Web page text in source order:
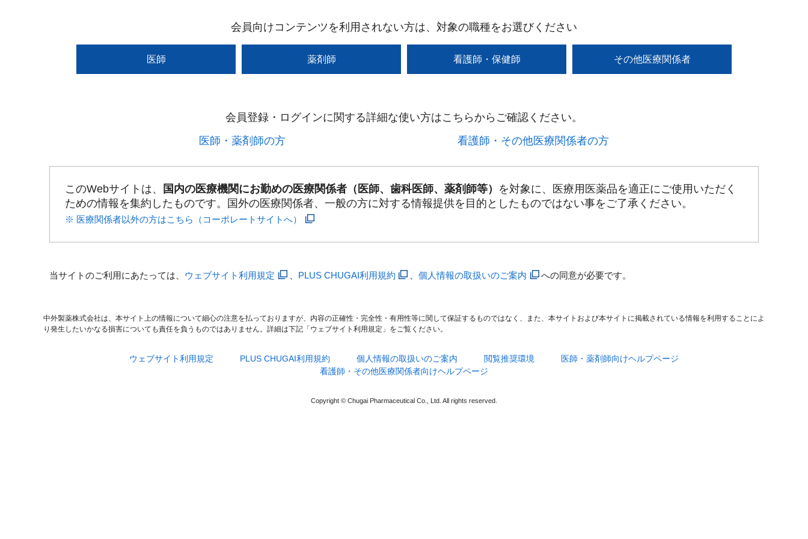
会員向けコンテンツを利用されない方は、対象の職種をお選びください
医師 薬剤師 看護師・保健師 その他医療関係者
会員登録・ログインに関する詳細な使い方はこちらからご確認ください。​
医師・薬剤師の方​
看護師・その他医療関係者の方​
このWebサイトは、 国内の医療機関にお勤めの医療関係者（医師、歯科医師、薬剤師等） を対象に、医療用医薬品を適正にご使用いただく
ための情報を集約したものです。国外の医療関係者、一般の方に対する情報提供を目的としたものではない事をご了承ください。
※ 医療関係者以外の方はこちら（コーポレートサイトへ）
当サイトのご利用にあたっては、 ウェブサイト利用規定 PLUS CHUGAI利用規約 、個人情報の取扱いのご案内 への同意が必要です。
中外製薬株式会社は、本サイト上の情報について細心の注意を払っておりますが、内容の正確性・完全性・有用性等に関して保証するものではなく、また、本サイトおよび本サイトに掲載されている情報を利用することによ
り発生したいかなる損害についても責任を負うものではありません。詳細は下記「ウェブサイト利用規定」をご覧ください。
ウェブサイト利用規定 PLUS CHUGAI利用規約 個人情報の取扱いのご案内 閲覧推奨環境
医師・薬剤師向けヘルプページ
看護師・その他医療関係者向けヘルプページ
Copyright © Chugai Pharmaceutical Co., Ltd. All rights reserved.